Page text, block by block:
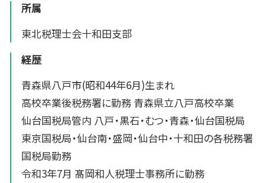
所属
東北税理士会十和田支部
経歴
青森県八戸市(昭和44年6月)生まれ
高校卒業後税務署に勤務 青森県立八戸高校卒業
仙台国税局管内 八戸・黒石・むつ・青森・仙台国税局
東京国税局・仙台南・盛岡・仙台中・十和田の各税務署
国税局勤務
令和3年7月 髙岡和人税理士事務所に勤務